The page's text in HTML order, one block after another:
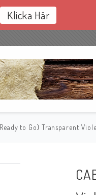
Klicka Här
to Go) Transparent